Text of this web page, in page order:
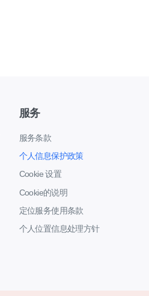
服务
服务条款
个人信息保护政策
Cookie 设置
Cookie的说明
定位服务使用条款
个人位置信息处理方针